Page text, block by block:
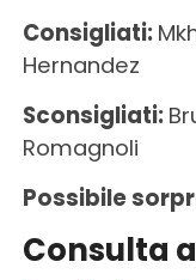
Consigliati:
Hernandez
Sconsigliati:
Romagnoli
Possibile
Consulta